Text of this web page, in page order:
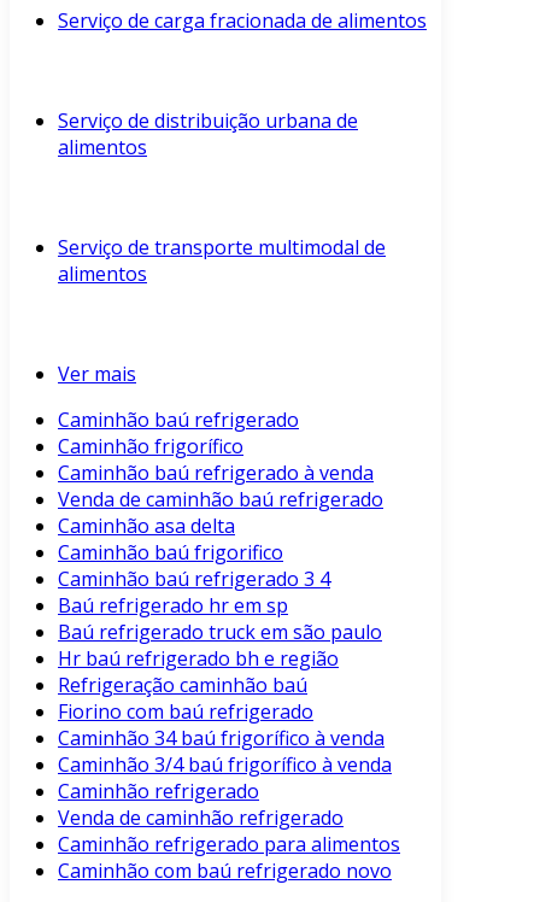
Serviço de carga fracionada de alimentos
Serviço de distribuição urbana de
alimentos
Serviço de transporte multimodal de
alimentos
Ver mais
Caminhão baú refrigerado
Caminhão frigorífico
Caminhão baú refrigerado à venda
Venda de caminhão baú refrigerado
Caminhão asa delta
Caminhão baú frigorifico
Caminhão baú refrigerado 3 4
Baú refrigerado hr em sp
Baú refrigerado truck em são paulo
Hr baú refrigerado bh e região
Refrigeração caminhão baú
Fiorino com baú refrigerado
Caminhão 34 baú frigorífico à venda
Caminhão 3/4 baú frigorífico à venda
Caminhão refrigerado
Venda de caminhão refrigerado
Caminhão refrigerado para alimentos
Caminhão com baú refrigerado novo